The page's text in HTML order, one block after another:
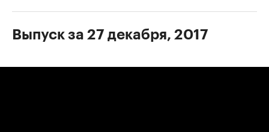
Выпуск за 27 декабря, 2017